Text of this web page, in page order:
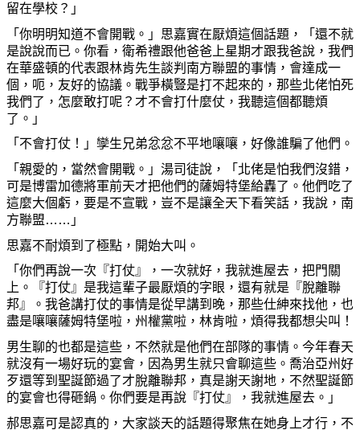
留在學校？」
「 你明明知道不會開戰。」思嘉實在厭煩這個話題，「還不就
是說說而已。 你看，衛希禮跟他爸爸上星期才跟我爸說，我們
在華盛頓的代表跟林肯先生談判南方聯盟的事情，會達成一
個， 呃 ，友好的協議。戰爭橫豎是打不起來的，那些北佬怕死
我們了， 怎麼敢打呢？才不會打什麼仗，我聽這個都聽煩
了。」
「不會打仗！」孿生兄弟忿忿不平地嚷嚷 ，好像誰騙了他們。
「親愛的，當然會開戰。」湯司徒說，「北佬是怕我們沒錯，
可是博雷加德將軍前天才把他們的薩姆特堡給轟了。他們吃了
這麼大個虧，要是不宣戰，豈不是讓全天下看笑話，我說，南
方聯盟……」
思嘉不耐煩到了極點，開始大叫。
「 你們再說一次『打仗』，一次就好，我就進屋去，把門關
上。『打仗』是我這輩子最厭煩的字眼，還有就是『脫離聯
邦』。我爸講打仗的事情是從早講到 晚 ，那些仕紳來找他，也
盡是嚷嚷薩姆特堡啦 ，州權黨啦 ，林肯啦 ，煩得我都想尖叫！
男生聊的也都是這些，不然就是他們在部隊的事情。今年春天
就沒有一場好玩的宴會，因為男生就只會聊這些。喬治亞州好
歹還等到聖誕節過了才脫離聯邦， 真是謝天謝地，不然聖誕節
的宴會也得砸鍋。 你們要是再說『打仗』，我就進屋去。」
郝思嘉可是認真的，大家談天的話題得聚焦在她身上才行，不